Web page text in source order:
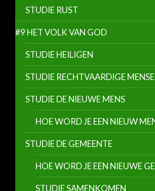
STUDIE RUST
#9 HET VOLK VAN GOD
STUDIE HEILIGEN
STUDIE RECHTVAARDIGE
STUDIE DE NIEUWE MENS
HOE WORD JE EEN NIEUW
STUDIE DE GEMEENTE
HOE WORD JE EEN NIEUWE
STUDIE SAMENKOMEN